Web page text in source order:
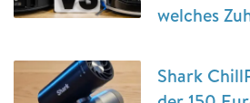
welches
Shark